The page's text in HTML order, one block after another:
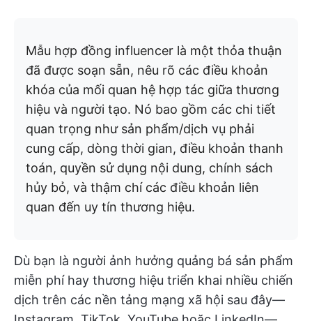
Mẫu hợp đồng influencer là một thỏa thuận
đã được soạn sẵn, nêu rõ các điều khoản
khóa của mối quan hệ hợp tác giữa thương
hiệu và người tạo. Nó bao gồm các chi tiết
quan trọng như sản phẩm/dịch vụ phải
cung cấp, dòng thời gian, điều khoản thanh
toán, quyền sử dụng nội dung, chính sách
hủy bỏ, và thậm chí các điều khoản liên
quan đến uy tín thương hiệu.
Dù bạn là người ảnh hưởng quảng bá sản phẩm
miễn phí hay thương hiệu triển khai nhiều chiến
dịch trên các nền tảng mạng xã hội sau đây—